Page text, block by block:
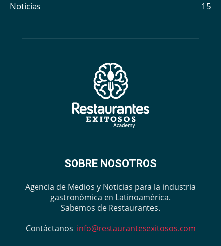
Noticias
15
SOBRE NOSOTROS
Agencia de Medios y Noticias para la industria
gastronómica en Latinoamérica.
Sabemos de Restaurantes.
Contáctanos: info@restaurantesexitosos.com